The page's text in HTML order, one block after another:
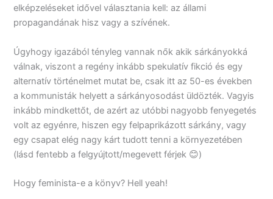
elképzeléseket idővel választania kell: az állami
propagandának hisz vagy a szívének.
Úgyhogy igazából tényleg vannak nők akik sárkányokká
válnak, viszont a regény inkább spekulatív fikció és egy
alternatív történelmet mutat be, csak itt az 50-es években
a kommunisták helyett a sárkányosodást üldözték. Vagyis
inkább mindkettőt, de azért az utóbbi nagyobb fenyegetés
volt az egyénre, hiszen egy felpaprikázott sárkány, vagy
egy csapat elég nagy kárt tudott tenni a környezetében
(lásd fentebb a felgyújtott/megevett férjek 😊)
Hogy feminista-e a könyv? Hell yeah!